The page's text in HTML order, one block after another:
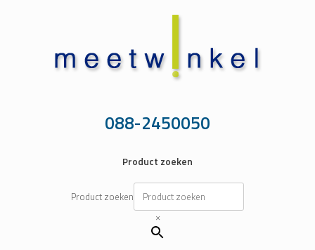
088-2450050
Product zoeken
Product zoeken
×